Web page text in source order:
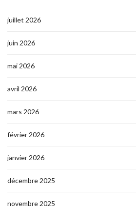
juillet 2026
juin 2026
mai 2026
avril 2026
mars 2026
février 2026
janvier 2026
décembre 2025
novembre 2025